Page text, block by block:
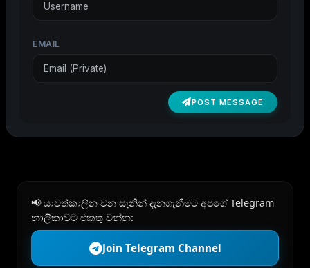
EMAIL
POST MESSAGE
📢 යාවත්කාලීන වන සැනින් දැනගැනීමට අපගේ Telegram
නාලිකාවට එකතු වන්න:
Join Telegram Channel